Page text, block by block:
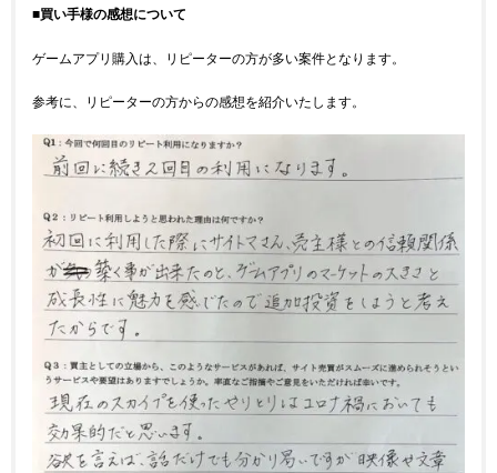
■買い手様の感想について
ゲームアプリ購入は、リピーターの方が多い案件となります。
参考に、リピーターの方からの感想を紹介いたします。